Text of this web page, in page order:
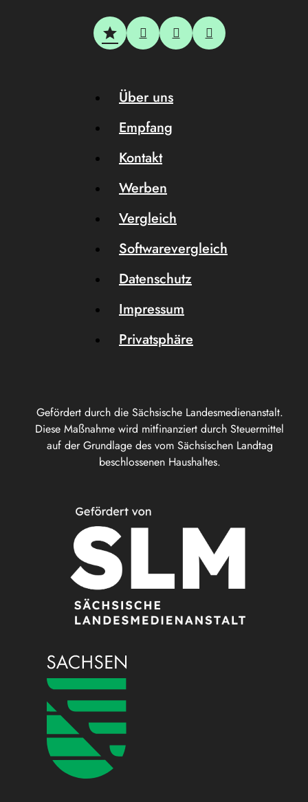
Gefördert durch die Sächsische Landesmedienanstalt.
Diese Maßnahme wird mitfinanziert durch Steuermittel
auf der Grundlage des vom Sächsischen Landtag
beschlossenen Haushaltes.
Über uns
Empfang
Kontakt
Werben
Vergleich
Softwarevergleich
Datenschutz
Impressum
Privatsphäre